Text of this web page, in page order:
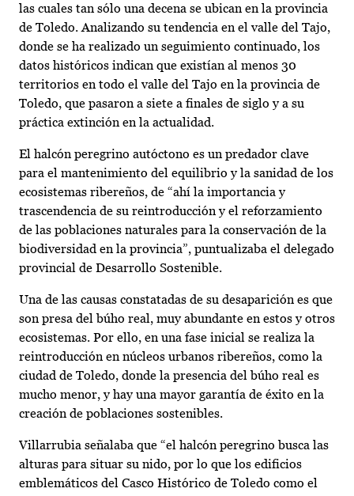
las cuales tan sólo una decena se ubican en la provincia
de Toledo. Analizando su tendencia en el valle del Tajo,
donde se ha realizado un seguimiento continuado, los
datos históricos indican que existían al menos 30
territorios en todo el valle del Tajo en la provincia de
Toledo, que pasaron a siete a finales de siglo y a su
práctica extinción en la actualidad.
El halcón peregrino autóctono es un predador clave
para el mantenimiento del equilibrio y la sanidad de los
ecosistemas ribereños, de “ahí la importancia y
trascendencia de su reintroducción y el reforzamiento
de las poblaciones naturales para la conservación de la
biodiversidad en la provincia”, puntualizaba el delegado
provincial de Desarrollo Sostenible.
Una de las causas constatadas de su desaparición es que
son presa del búho real, muy abundante en estos y otros
ecosistemas. Por ello, en una fase inicial se realiza la
reintroducción en núcleos urbanos ribereños, como la
ciudad de Toledo, donde la presencia del búho real es
mucho menor, y hay una mayor garantía de éxito en la
creación de poblaciones sostenibles.
Villarrubia señalaba que “el halcón peregrino busca las
alturas para situar su nido, por lo que los edificios
emblemáticos del Casco Histórico de Toledo como el